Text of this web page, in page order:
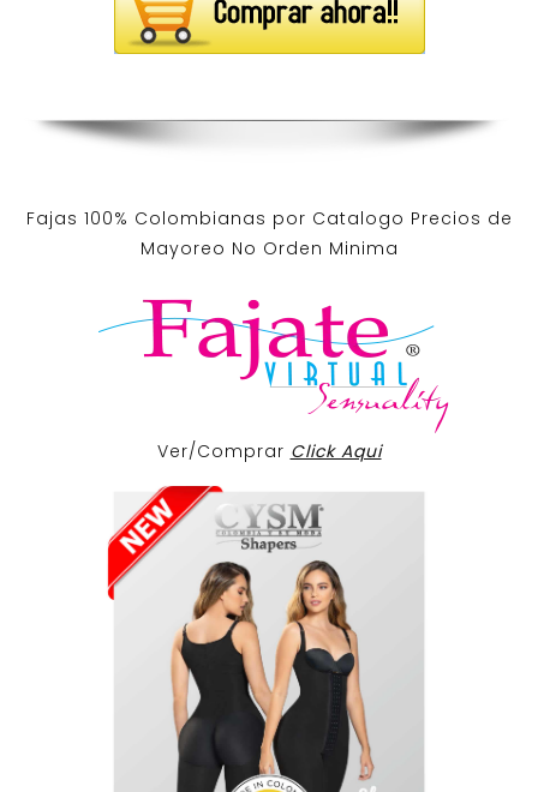
Fajas 100% Colombianas por Catalogo Precios de
Mayoreo No Orden Minima
Ver/Comprar Click Aqui